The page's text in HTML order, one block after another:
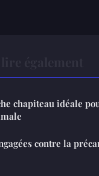
chapiteau idéale
contre la